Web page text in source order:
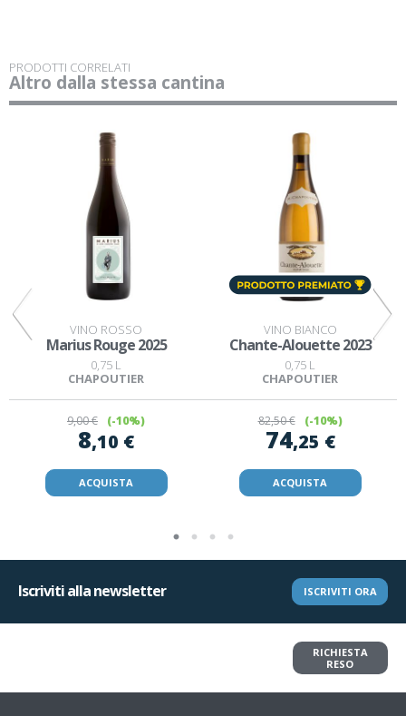
PRODOTTI CORRELATI
Altro dalla stessa cantina
VINO ROSSO
Marius Rouge 2025
0,75 L
CHAPOUTIER
9,00 € (-10%)
8,10 €
ACQUISTA
VINO BIANCO
Chante-Alouette 2023
0,75 L
CHAPOUTIER
82,50 € (-10%)
74,25 €
ACQUISTA
Iscriviti alla newsletter ISCRIVITI ORA
RICHIESTA
RESO